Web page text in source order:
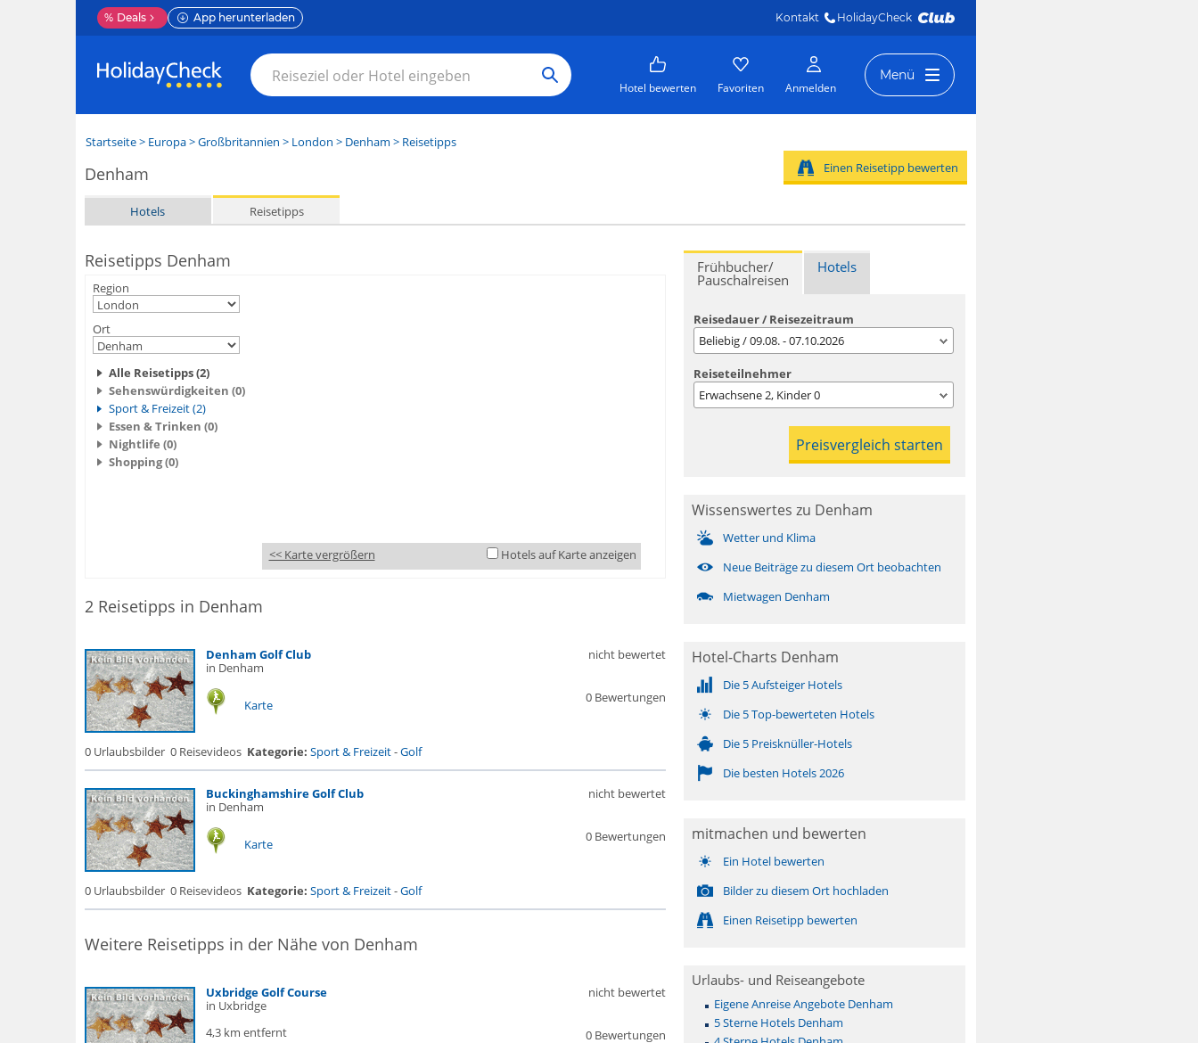
% Deals App herunterladen Kontakt HolidayCheck
Hotel bewerten Favoriten Anmelden
Menü
Startseite> Europa>Großbritannien > London > Denham > Reisetipps
Denham
Hotels Reisetipps
Einen Reisetipp bewerten
Reisetipps Denham
Region
Ort
Alle Reisetipps (2)
Sehenswürdigkeiten (0)
Sport & Freizeit (2)
Essen & Trinken (0)
Nightlife (0)
Shopping (0)
<< Karte vergrößern Hotels auf Karte anzeigen
2 Reisetipps in Denham
Denham Golf Club
in Denham
Karte 0 Bewertungen
nicht bewertet
0 Urlaubsbilder 0 Reisevideos Kategorie: Sport & Freizeit-Golf
Buckinghamshire Golf Club
in Denham
Karte 0 Bewertungen
nicht bewertet
0 Urlaubsbilder 0 Reisevideos Kategorie: Sport & Freizeit-Golf
Weitere Reisetipps in der Nähe von Denham
Uxbridge Golf Course
in Uxbridge
4,3 km entfernt
0 Bewertungen
nicht bewertet
Frühbucher/
Pauschalreisen
Hotels
Reisedauer / Reisezeitraum
Beliebig / 09.08. - 07.10.2026
Reiseteilnehmer
Erwachsene2, Kinder0
Wissenswertes zu Denham
Wetter und Klima
Neue Beiträge zu diesem Ort beobachten
Mietwagen Denham
Hotel-Charts Denham
Die 5 Aufsteiger Hotels
Die 5 Top-bewerteten Hotels
Die 5 Preisknüller-Hotels
Die besten Hotels 2026
mitmachen und bewerten
Ein Hotel bewerten
Bilder zu diesem Ort hochladen
Einen Reisetipp bewerten
Urlaubs- und Reiseangebote
Eigene Anreise Angebote Denham
5 Sterne Hotels Denham